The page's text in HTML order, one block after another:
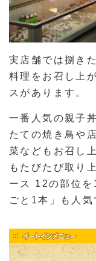
実店舗では捌き
料理をお召し上
スがあります。
一番人気の親子
たての焼き鳥や
菜などもお召し
もたびたび取り
ース 12の部位を
ごと1本」も人気